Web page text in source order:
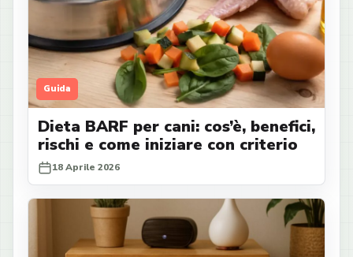
Guida
Dieta BARF per cani: cos’è, benefici,
rischi e come iniziare con criterio
18 Aprile 2026